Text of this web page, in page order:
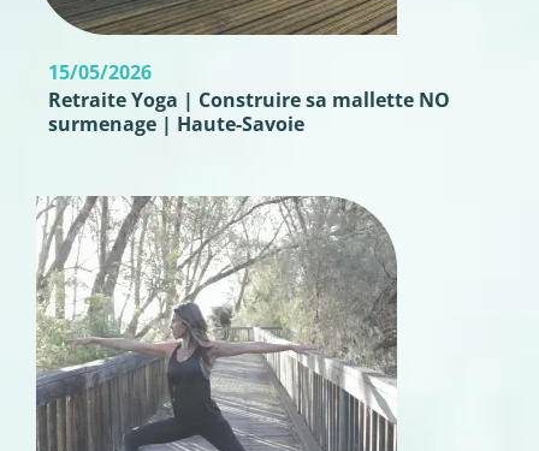
15/05/2026
Retraite Yoga | Construire sa mallette NO
surmenage | Haute-Savoie